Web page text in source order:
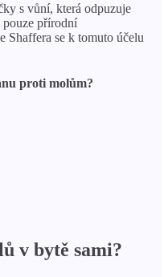
s vůní, která odpuzuje
pouze přírodní
Shaffera se k tomuto účelu
proti molům?
v bytě sami?